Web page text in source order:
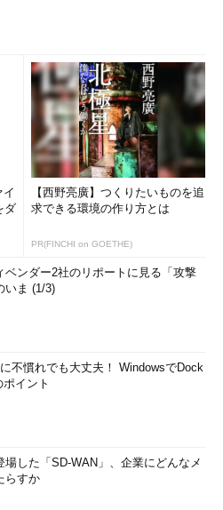
ダ
【西野亮廣】つくりたいものを追
求できる環境の作り方とは
PR(FINCHI on GOETHE)
ベンダー2社のリポートに見る「攻撃
いま (1/3)
不慣れでも大丈夫！ WindowsでDock
イント
場した「SD-WAN」、企業にどんなメ
らすか